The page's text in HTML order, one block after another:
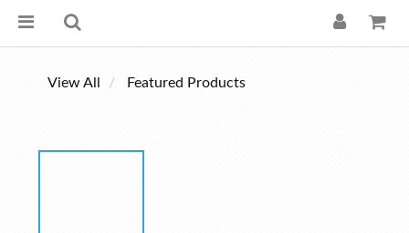
View All Featured Products